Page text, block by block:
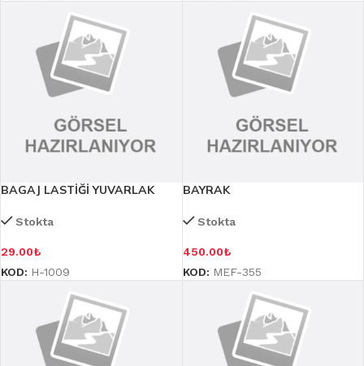
BAGAJ LASTİĞİ YUVARLAK
Stokta
29.00₺
KOD: H-1009
BAYRAK
Stokta
450.00₺
KOD: MEF-355